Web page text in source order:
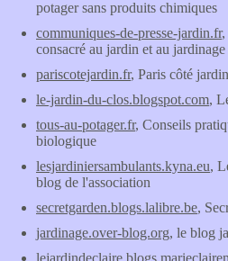
potager sans produits chimiques
communiques-de-presse-jardin.fr,
consacré au jardin et au jardinage
pariscotejardin.fr, Paris côté jardin
le-jardin-du-clos.blogspot.com,
tous-au-potager.fr, Conseils
biologique
lesjardiniersambulants.kyna.eu,
blog de l'association
secretgarden.blogs.lalibre.be,
jardinage.over-blog.org, le blog